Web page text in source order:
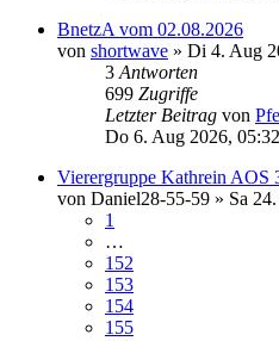
BnetzA vom 02.08.2026
von shortwave » Di 4. Aug
3 Antworten
699 Zugriffe
Letzter Beitrag von
Do 6. Aug 2026, 05:32
Vierergruppe Kathrein AOS
von Daniel28-55-59 » Sa
1
…
152
153
154
155